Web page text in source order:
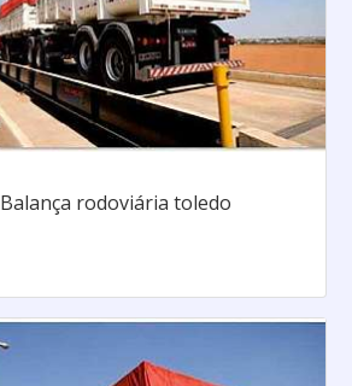
Balança rodoviária toledo